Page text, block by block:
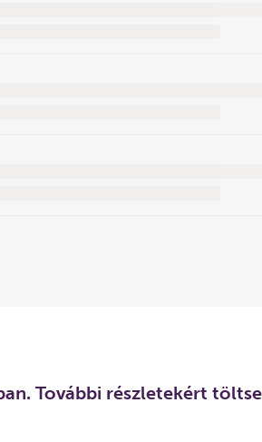
További részletekért